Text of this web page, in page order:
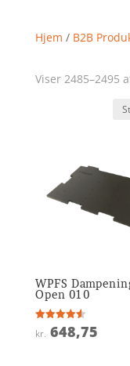
Hjem / B2B
Viser 2485–2495
WPFS
Open 010
Vurderet
4.6
kr. 648,75